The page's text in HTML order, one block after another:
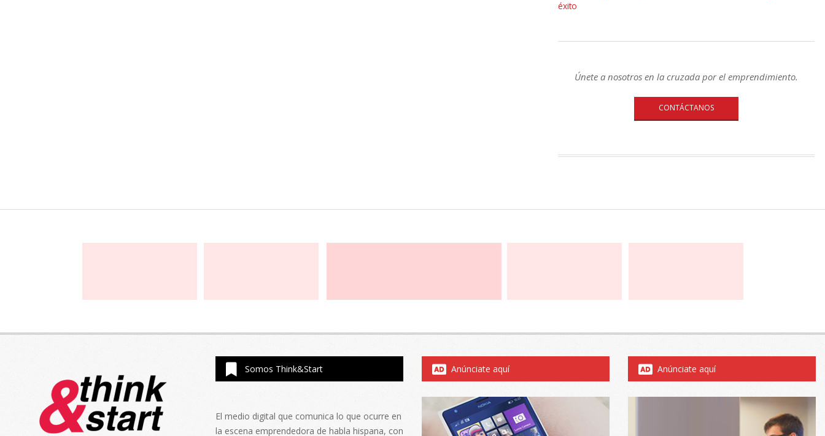
éxito
Únete a nosotros en la cruzada por el emprendimiento.
CONTÁCTANOS
Somos Think&Start
El medio digital que comunica lo que ocurre en
la escena emprendedora de habla hispana, con
Anúnciate aquí Anúnciate aquí